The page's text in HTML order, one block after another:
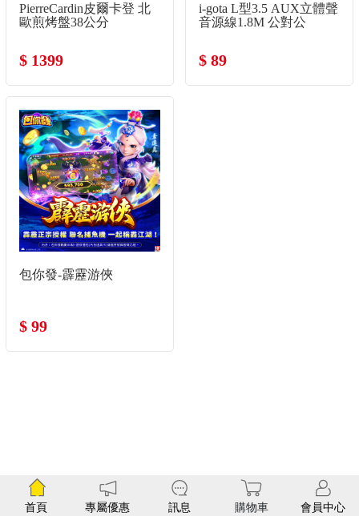
PierreCardin皮爾卡登 北
歐煎烤盤38公分
$ 1399
i-gota L型3.5 AUX立體聲
音源線1.8M 公對公
$ 89
包你發-霹靂游俠
$ 99
首頁 專屬優惠 訊息 購物車 會員中心